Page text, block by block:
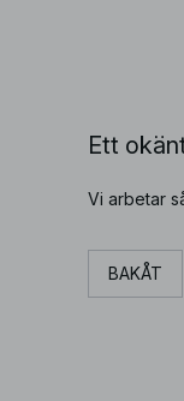
Ett
Vi arbetar
BAKÅT